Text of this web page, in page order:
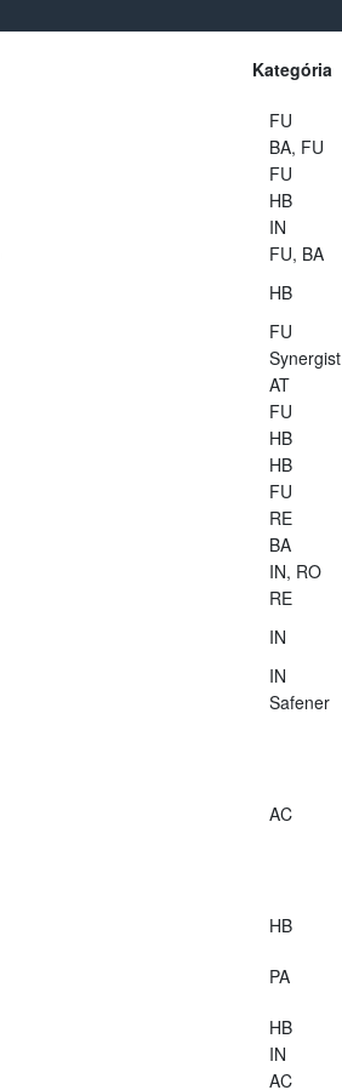
Kategória
FU
BA, FU
FU
HB
IN
FU, BA
HB
FU
Synergist
AT
FU
HB
HB
FU
RE
BA
IN, RO
RE
IN
IN
Safener
AC
HB
PA
HB
IN
AC